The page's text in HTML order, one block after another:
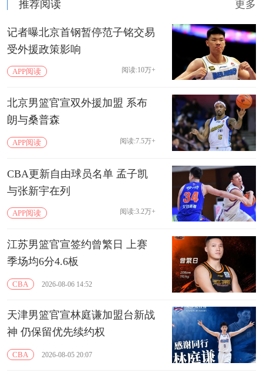
推荐阅读 更多
记者曝北京首钢暂停范子铭交易
受外援政策影响
APP阅读 阅读:10万+
北京男篮官宣双外援加盟 系布
朗与桑普森
APP阅读 阅读:7.5万+
CBA更新自由球员名单 孟子凯
与张新宇在列
APP阅读 阅读:3.2万+
江苏男篮官宣签约曾繁日 上赛
季场均6分4.6板
CBA 2026-08-06 14:52
天津男篮官宣林庭谦加盟台新战
神 仍保留优先续约权
CBA 2026-08-05 20:07